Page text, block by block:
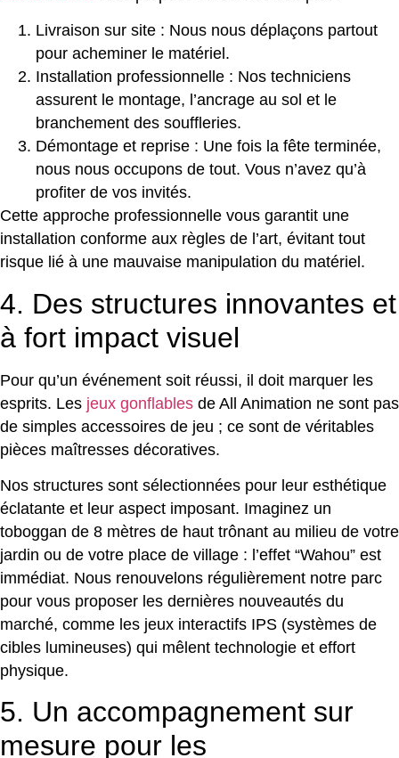
Livraison sur site : Nous nous déplaçons partout
pour acheminer le matériel.
Installation professionnelle : Nos techniciens
assurent le montage, l’ancrage au sol et le
branchement des souffleries.
Démontage et reprise : Une fois la fête terminée,
nous nous occupons de tout. Vous n’avez qu’à
profiter de vos invités.
Cette approche professionnelle vous garantit une
installation conforme aux règles de l’art, évitant tout
risque lié à une mauvaise manipulation du matériel.
4. Des structures innovantes et
à fort impact visuel
Pour qu’un événement soit réussi, il doit marquer les
esprits. Les jeux gonflables de All Animation ne sont pas
de simples accessoires de jeu ; ce sont de véritables
pièces maîtresses décoratives.
Nos structures sont sélectionnées pour leur esthétique
éclatante et leur aspect imposant. Imaginez un
toboggan de 8 mètres de haut trônant au milieu de votre
jardin ou de votre place de village : l’effet “Wahou” est
immédiat. Nous renouvelons régulièrement notre parc
pour vous proposer les dernières nouveautés du
marché, comme les jeux interactifs IPS (systèmes de
cibles lumineuses) qui mêlent technologie et effort
physique.
5. Un accompagnement sur
mesure pour les